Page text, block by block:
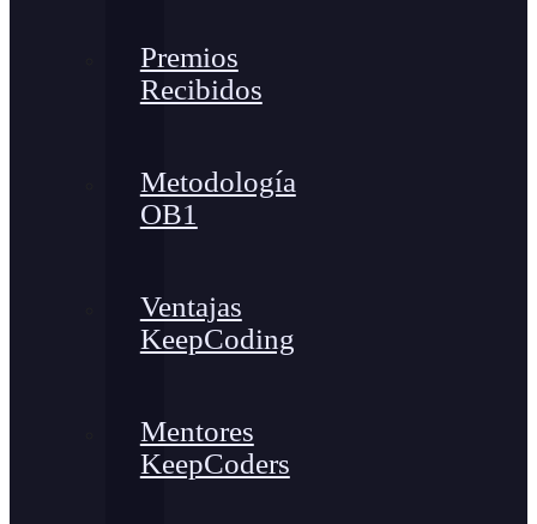
Premios
Recibidos
Metodología
OB1
Ventajas
KeepCoding
Mentores
KeepCoders